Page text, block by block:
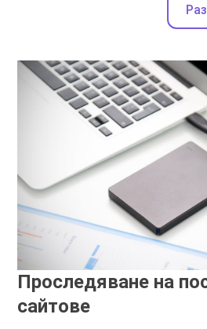
Проследяване на
сайтове